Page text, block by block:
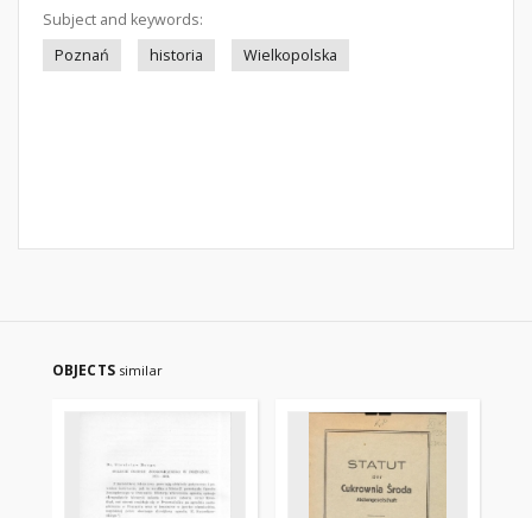
Subject and keywords:
Poznań
historia Wielkopolska
OBJECTS similar